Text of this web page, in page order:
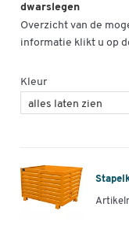
dwarslegen
Overzicht van de
informatie klikt u op
Kleur